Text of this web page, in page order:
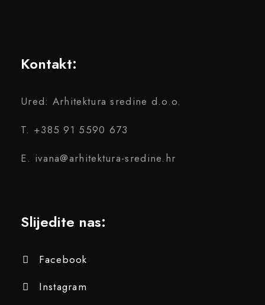
Kontakt:
Ured: Arhitektura sredine d.o.o.
T. +385 91 5590 673
E. ivana@arhitektura-sredine.hr
Slijedite nas:
Facebook
Instagram